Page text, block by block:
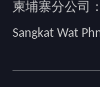
柬埔寨分公司
Sangkat Wat